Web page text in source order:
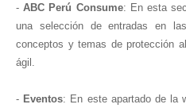
-ABC Perú Consume: En esta
una selección de entradas en
conceptos y temas de protección
ágil.
- Eventos: En este apartado de la